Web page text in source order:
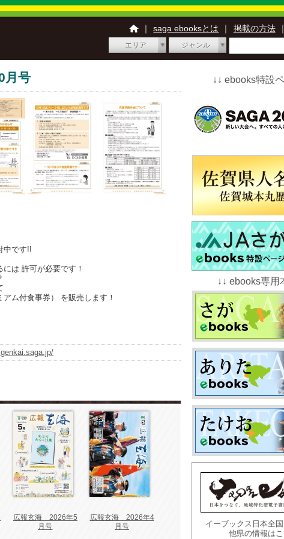
｜ saga ebooksとは ｜ 掲載の方法 ｜
エリア ジャンル
月号
中です!!
は 許可が必要です！
ム付食事券） を販売します！
広報玄海 2026年5
月号
広報玄海 2026年4
月号
↓↓ ebooks特設
↓↓ ebooks専用
イーブックス日本全国
他県の情報は